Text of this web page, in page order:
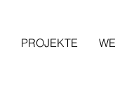
PROJEKTE